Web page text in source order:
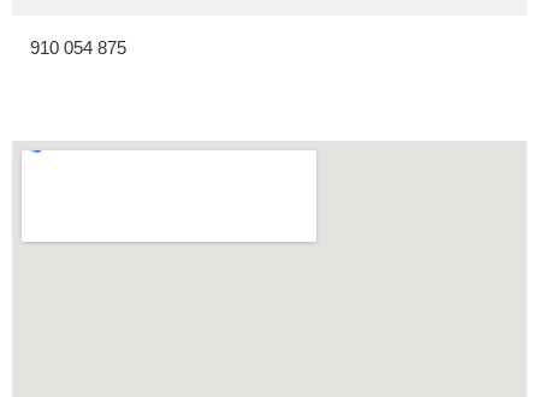
910 054 875